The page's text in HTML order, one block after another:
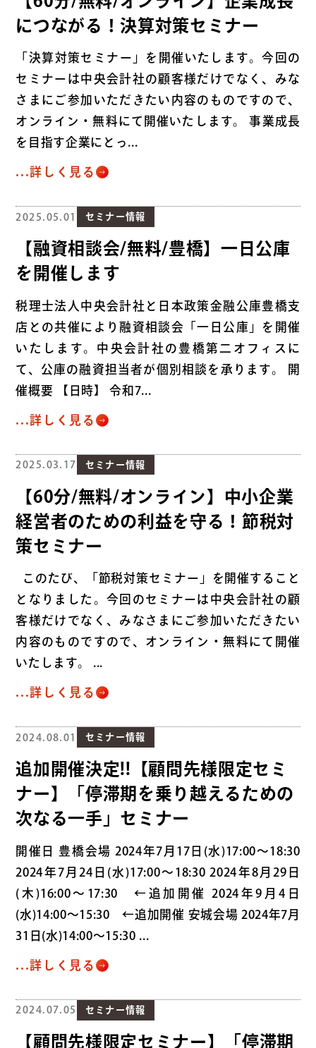
につながる！決算対策セミナー
「決算対策セミナー」を開催いたします。今回の
セミナーは中央会計社の顧客様だけでなく、みな
さまにご参加いただきたい内容のものですので、
オンライン・無料にて開催いたします。 事業成長
を目指す企業にとっ...
...詳しく見る
2025.05.01 セミナー情報
【融資相談会/無料/豊橋】一日公庫
を開催します
税理士法人中央会計社と日本政策金融公庫豊橋支
店との共催により融資相談会「一日公庫」を開催
いたします。中央会計社の豊橋第二オフィスに
て、公庫の融資担当者が個別相談を承ります。 開
催概要 【日時】 令和7...
...詳しく見る
2025.03.17 セミナー情報
【60分/無料/オンライン】中小企業
経営者のための利益を守る！節税対
策セミナー
このたび、「節税対策セミナー」を開催すること
となりました。今回のセミナーは中央会計社の顧
客様だけでなく、みなさまにご参加いただきたい
内容のものですので、オンライン・無料にて開催
いたします。 ...
...詳しく見る
2024.08.01 セミナー情報
追加開催決定!!【顧問先様限定セミ
ナー】「停滞期を乗り越えるための
次なる一手」セミナー
開催日 豊橋会場 2024年7月17日(水)17:00～18:30
2024年7月24日(水)17:00～18:30 2024年8月29日
(木)16:00～17:30 ←追加開催 2024年9月4日
(水)14:00～15:30 ←追加開催 安城会場 2024年7月
31日(水)14:00～15:30 ...
...詳しく見る
2024.07.05 セミナー情報
【顧問先様限定セミナー】「停滞期